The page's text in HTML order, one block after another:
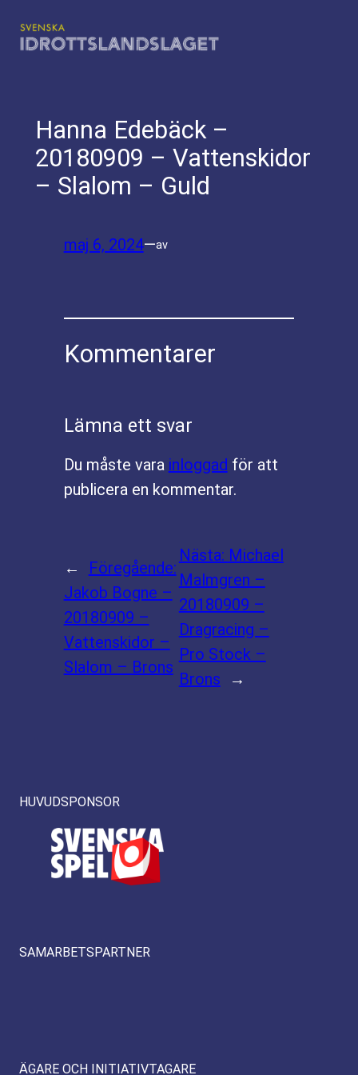
till
Hanna Edebäck –
20180909 – Vattenskidor
– Slalom – Guld
maj 6, 2024—av
Kommentarer
Lämna ett svar
Du måste vara inloggad för att
publicera en kommentar.
←
Föregående:
Jakob Bogne –
20180909 –
Vattenskidor –
Slalom – Brons
Nästa: Michael
Malmgren –
20180909 –
Dragracing –
Pro Stock –
Brons
→
HUVUDSPONSOR
SAMARBETSPARTNER
ÄGARE OCH INITIATIVTAGARE